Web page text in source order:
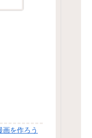
画を作ろう